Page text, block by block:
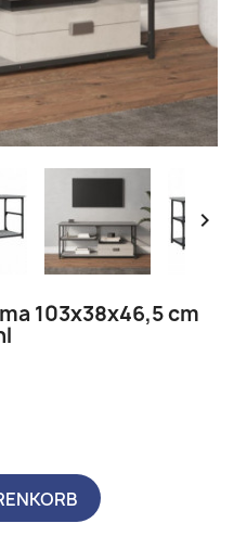

103x38x46,5 cm